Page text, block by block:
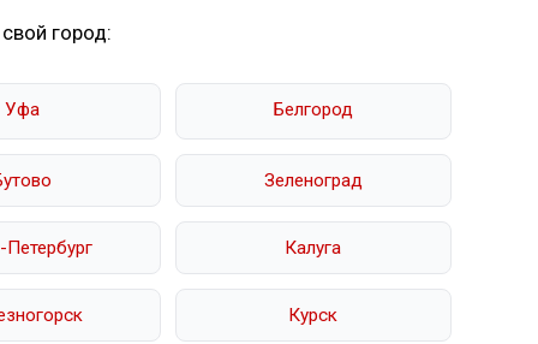
город:
Уфа Белгород
Зеленоград
Петербург Калуга
Курск